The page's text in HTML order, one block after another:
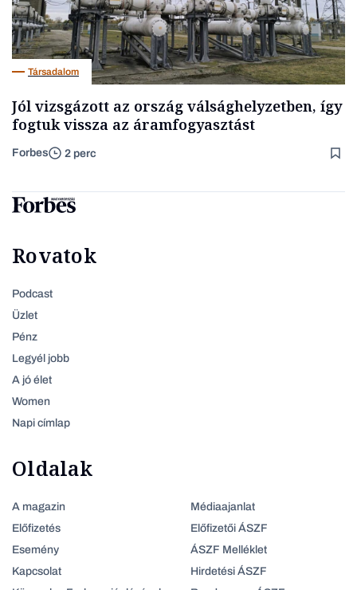
Társadalom
Jól vizsgázott az ország válsághelyzetben, így
fogtuk vissza az áramfogyasztást
Forbes 2 perc
Rovatok
Podcast
Üzlet
Pénz
Legyél jobb
A jó élet
Women
Napi címlap
Oldalak
A magazin
Előfizetés
Esemény
Kapcsolat
Médiaajanlat
Előfizetői ÁSZF
ÁSZF Melléklet
Hirdetési ÁSZF